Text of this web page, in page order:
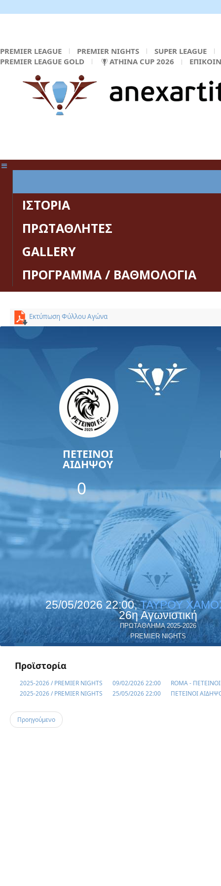
PREMIER LEAGUE PREMIER NIGHTS
SUPER LEAGUE
PREMIER LEAGUE GOLD
ATHINA CUP 2026
ΙΣΤΟΡΙΑ
ΠΡΩΤΑΘΛΗΤΕΣ
GALLERY
ΠΡΟΓΡΑΜΜΑ / ΒΑΘΜΟΛΟΓΙΑ
Εκτύπωση Φύλλου Αγώνα
ΠΕΤΕΙΝΟΙ
ΑΙΔΗΨΟΥ
0
25/05/2026 22:00,ΤΑΥΡΟΥ
26η Αγωνιστική
ΠΡΩΤΑΘΛΗΜΑ 2025-2026
PREMIER NIGHTS
Προϊστορία
2025-2026 / PREMIER NIGHTS 09/02/2026 22:00
ROMA -
2025-2026 / PREMIER NIGHTS
25/05/2026 22:00 ΠΕΤΕΙΝΟΙ
Προηγούμενο